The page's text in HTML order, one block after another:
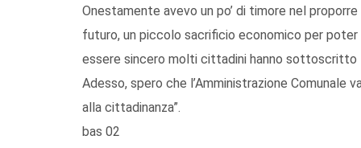
Onestamente avevo un po’ di timore nel
futuro, un piccolo sacrificio economico per poter
essere sincero molti cittadini hanno sottoscritto
Adesso, spero che l’Amministrazione
alla cittadinanza”.
bas 02